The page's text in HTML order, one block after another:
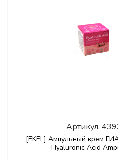
Артикул.
[EKEL] Ампульный крем
Hyaluronic Acid